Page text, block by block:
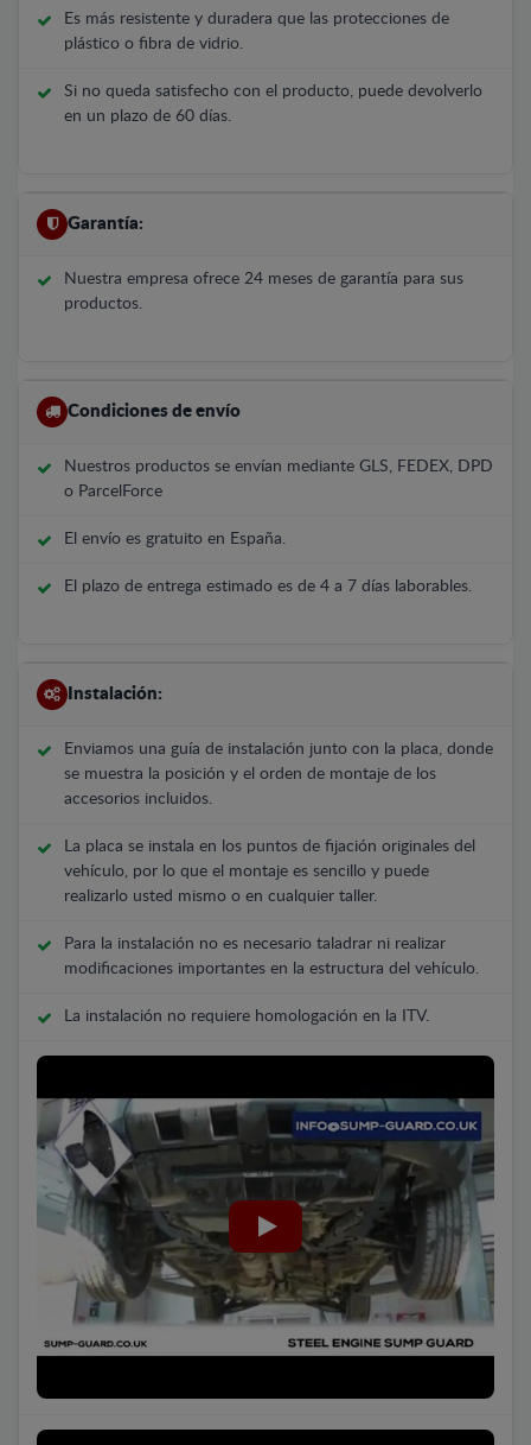
Es más resistente y duradera que las protecciones de
plástico o fibra de vidrio.
Si no queda satisfecho con el producto, puede devolverlo
en un plazo de 60 días.
Garantía:
Nuestra empresa ofrece 24 meses de garantía para sus
productos.
Condiciones de envío
Nuestros productos se envían mediante GLS, FEDEX, DPD
o ParcelForce
El envío es gratuito en España.
El plazo de entrega estimado es de 4 a 7 días laborables.
Instalación:
Enviamos una guía de instalación junto con la placa, donde
se muestra la posición y el orden de montaje de los
accesorios incluidos.
La placa se instala en los puntos de fijación originales del
vehículo, por lo que el montaje es sencillo y puede
realizarlo usted mismo o en cualquier taller.
Para la instalación no es necesario taladrar ni realizar
modificaciones importantes en la estructura del vehículo.
La instalación no requiere homologación en la ITV.